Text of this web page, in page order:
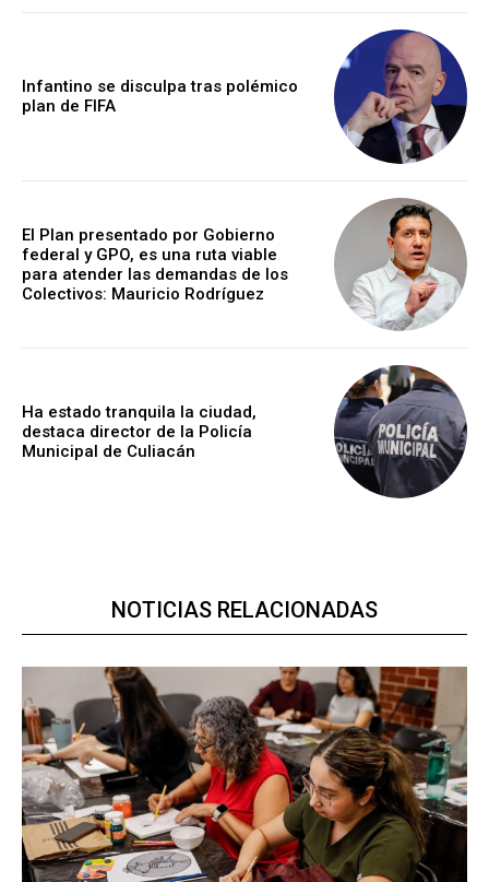
Infantino se disculpa tras polémico
plan de FIFA
El Plan presentado por Gobierno
federal y GPO, es una ruta viable
para atender las demandas de los
Colectivos: Mauricio Rodríguez
Ha estado tranquila la ciudad,
destaca director de la Policía
Municipal de Culiacán
NOTICIAS RELACIONADAS